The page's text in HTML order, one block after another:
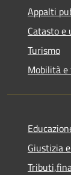
Appalti
Catasto e
Turismo
Mobilità
Giustizia